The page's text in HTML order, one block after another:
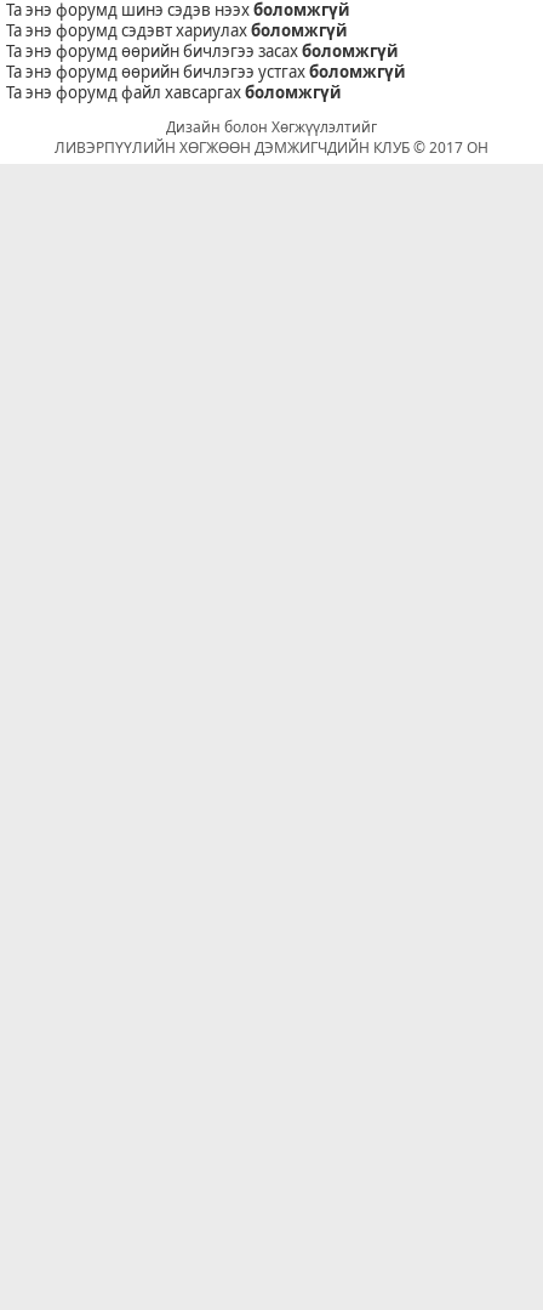
Та энэ форумд шинэ сэдэв нээхболомжгүй
Та энэ форумд сэдэвт хариулахболомжгүй
Та энэ форумд өөрийн бичлэгээ засахболомжгүй
Та энэ форумд өөрийн бичлэгээ устгахболомжгүй
Та энэ форумд файл хавсаргахболомжгүй
Дизайн болон Хөгжүүлэлтийг
ЛИВЭРПҮҮЛИЙН ХӨГЖӨӨН ДЭМЖИГЧДИЙН КЛУБ © 2017 ОН